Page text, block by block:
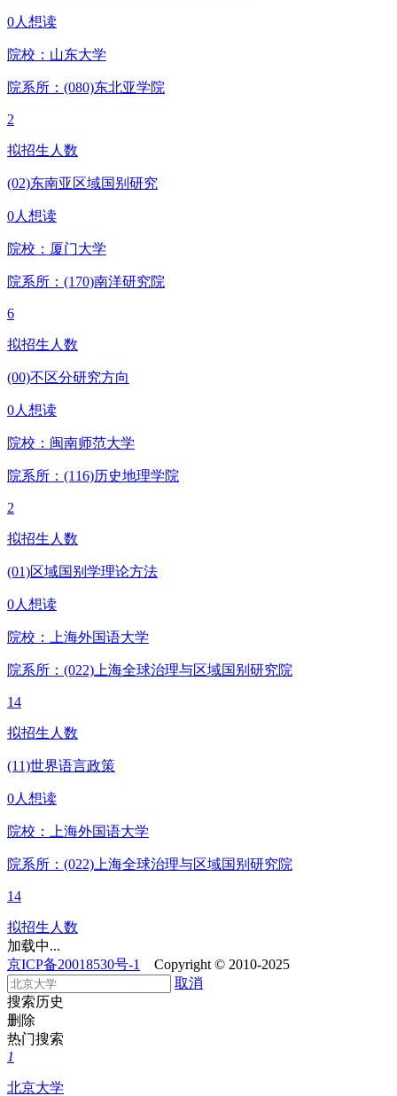
0人想读
院校： 山东大学
院系所：(080)东北亚学院
2
拟招生人数
(02)东南亚区域国别研究
0人想读
院校： 厦门大学
院系所：(170)南洋研究院
6
拟招生人数
(00)不区分研究方向
0人想读
院校： 闽南师范大学
院系所：(116)历史地理学院
2
拟招生人数
(01)区域国别学理论方法
0人想读
院校： 上海外国语大学
院系所：(022) 上海全球治理与区域国别研究院
14
拟招生人数
(11)世界语言政策
0人想读
院校： 上海外国语大学
院系所：(022) 上海全球治理与区域国别研究院
14
拟招生人数
加载中...
京ICP备20018530号-1
Copyright © 2010-2025
取消
搜索历史
删除
热门搜索
1
北京大学